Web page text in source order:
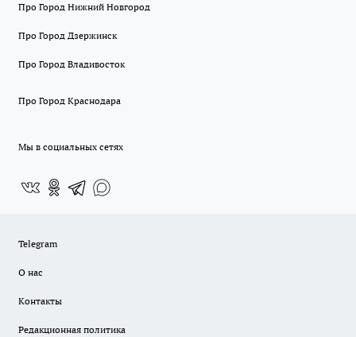
Про Город Нижний Новгород
Про Город Дзержинск
Про Город Владивосток
Про Город Краснодара
Мы в социальных сетях
Telegram
О нас
Контакты
Редакционная политика